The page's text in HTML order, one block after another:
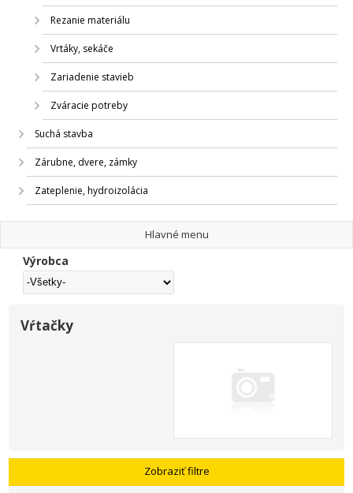
Rezanie materiálu
Vrtáky, sekáče
Zariadenie stavieb
Zváracie potreby
Suchá stavba
Zárubne, dvere, zámky
Zateplenie, hydroizolácia
Hlavné menu
Výrobca
Vŕtačky
Zobraziť filtre